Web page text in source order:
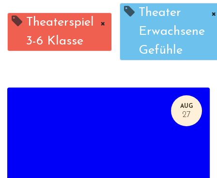
Theaterspiel
3-6 Klasse
×
Theater
Erwachsene
Gefühle
×
AUG
27